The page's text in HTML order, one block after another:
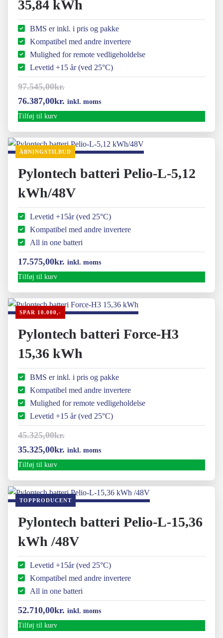
35,84 kWh
BMS er inkl. i pris og pakke
Kompatibel med andre invertere
Mulighed for remote vedligeholdelse
Levetid +15 år (ved 25°C)
97.545,00kr.
Den
oprindelige
var:
97.545,00kr..
76.387,00kr. Den
er:
76.387,00kr..
inkl. moms
Tilføj til kurv
ÅBNINGSTILBUD
Pylontech batteri Pelio-L-5,12
kWh/48V
Levetid +15år (ved 25°C)
Kompatibel med andre invertere
All in one batteri
17.575,00kr. inkl. moms
Tilføj til kurv
SPAR 10.000,-
Pylontech batteri Force-H3
15,36 kWh
BMS er inkl. i pris og pakke
Kompatibel med andre invertere
Mulighed for remote vedligeholdelse
Levetid +15 år (ved 25°C)
45.325,00kr.
Den
oprindelige
var:
45.325,00kr..
35.325,00kr. Den
er:
35.325,00kr..
inkl. moms
Tilføj til kurv
TOPPRODUCENT
Pylontech batteri Pelio-L-15,36
kWh /48V
Levetid +15år (ved 25°C)
Kompatibel med andre invertere
All in one batteri
52.710,00kr. inkl. moms
Tilføj til kurv